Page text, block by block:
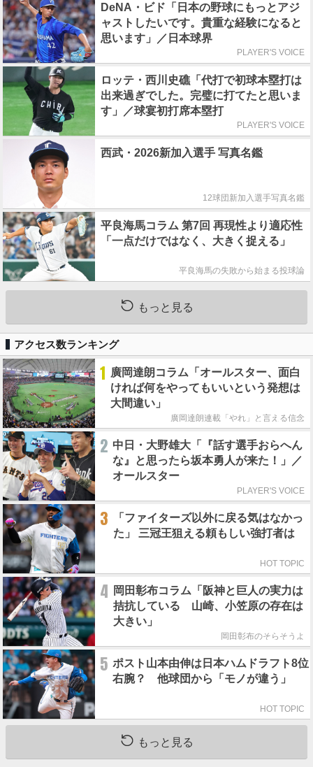
DeNA・ビド「日本の野球にもっとアジ
ャストしたいです。貴重な経験になると
思います」／日本球界
PLAYER'S VOICE
ロッテ・西川史礁「代打で初球本塁打は
出来過ぎでした。完璧に打てたと思いま
す」／球宴初打席本塁打
PLAYER'S VOICE
西武・2026新加入選手 写真名鑑
12球団新加入選手写真名鑑
平良海馬コラム 第7回 再現性より適応性
「一点だけではなく、大きく捉える」
平良海馬の失敗から始まる投球論
もっと見る
アクセス数ランキング
1 廣岡達朗コラム「オールスター、面白
ければ何をやってもいいという発想は
大間違い」
廣岡達朗連載「やれ」と言える信念
2 中日・大野雄大「『話す選手おらへん
な』と思ったら坂本勇人が来た！」／
オールスター
PLAYER'S VOICE
3
「ファイターズ以外に戻る気はなかっ
た」 三冠王狙える頼もしい強打者は
HOT TOPIC
4
岡田彰布コラム「阪神と巨人の実力は
拮抗している 山崎、小笠原の存在は
大きい」
岡田彰布のそらそうよ
5 ポスト山本由伸は日本ハムドラフト8位
右腕？ 他球団から「モノが違う」
HOT TOPIC
もっと見る